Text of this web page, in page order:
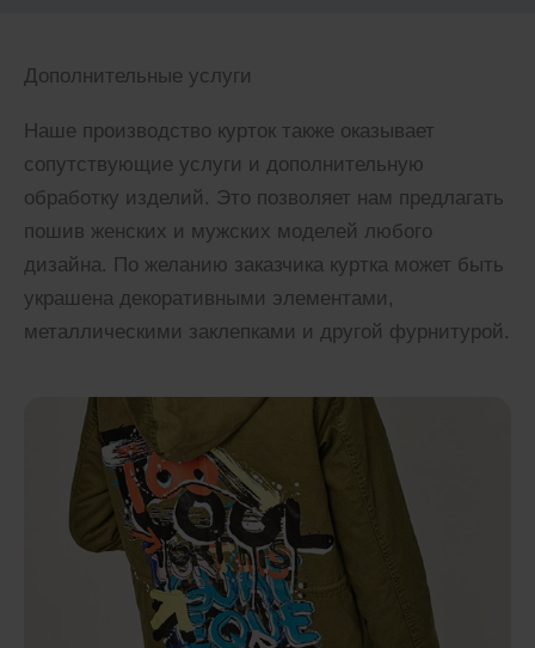
Дополнительные услуги
Наше производство курток также оказывает
сопутствующие услуги и дополнительную
обработку изделий. Это позволяет нам предлагать
пошив женских и мужских моделей любого
дизайна. По желанию заказчика куртка может быть
украшена декоративными элементами,
металлическими заклепками и другой фурнитурой.